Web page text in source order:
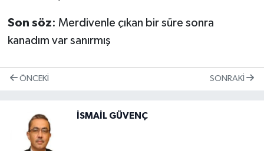
Son söz: Merdivenle çıkan bir süre sonra
kanadım var sanırmış
ÖNCEKI SONRAKI
İSMAİL GÜVENÇ